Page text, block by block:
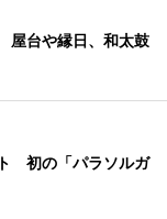
屋台や縁日、和太鼓
初の「パラソルガ